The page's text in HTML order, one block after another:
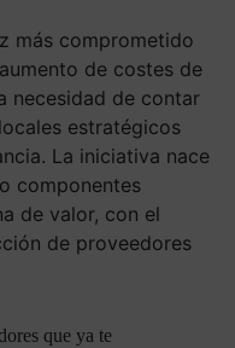
más comprometido
de costes de
necesidad de contar
estratégicos
La iniciativa nace
componentes
de valor, con el
de proveedores
que ya te